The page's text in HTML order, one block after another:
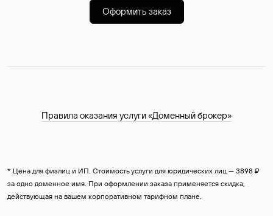
Оформить заказ
Правила оказания услуги «Доменный брокер»
* Цена для физлиц и ИП. Стоимость услуги для юридических лиц — 3898 ₽
за одно доменное имя. При оформлении заказа применяется скидка,
действующая на вашем корпоративном тарифном плане.